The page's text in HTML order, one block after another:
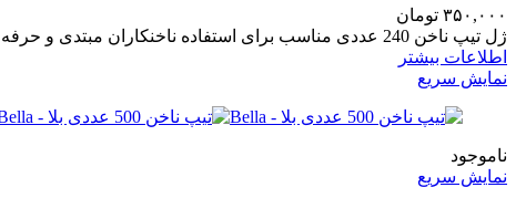
۳۵۰,۰۰۰ تومان
ژل تیپ ناخن 240 عددی مناسب برای استفاده ناخنکاران مبتدی و حرفه ای
اطلاعات بیشتر
نمایش سریع
ناموجود
نمایش سریع